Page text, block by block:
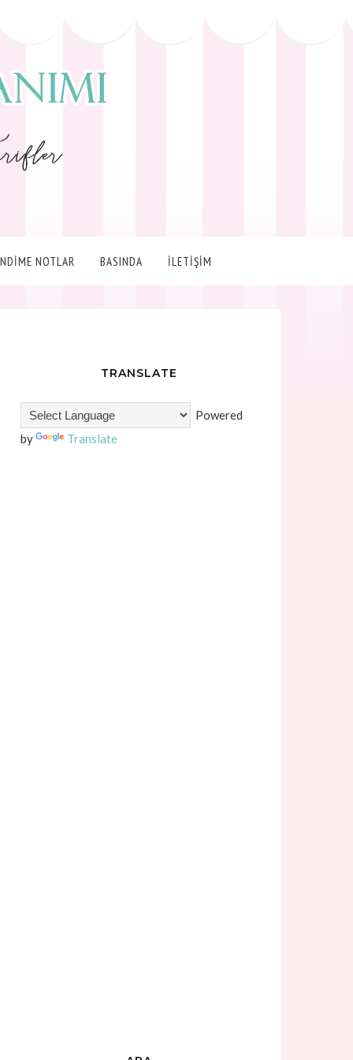
NOTLAR BASINDA İLETİŞİM
TRANSLATE
Powered
by
Translate